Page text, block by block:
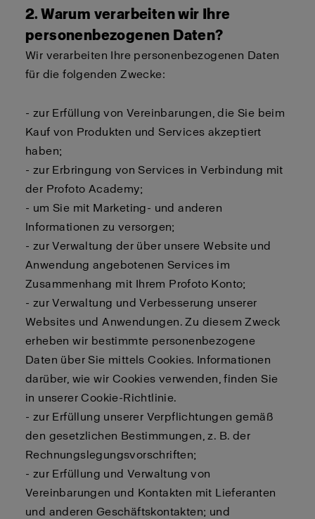
2. Warum verarbeiten wir Ihre
personenbezogenen Daten?
Wir verarbeiten Ihre personenbezogenen Daten
für die folgenden Zwecke:
- zur Erfüllung von Vereinbarungen, die Sie beim
Kauf von Produkten und Services akzeptiert
haben;
- zur Erbringung von Services in Verbindung mit
der Profoto Academy;
- um Sie mit Marketing- und anderen
Informationen zu versorgen;
- zur Verwaltung der über unsere Website und
Anwendung angebotenen Services im
Zusammenhang mit Ihrem Profoto Konto;
- zur Verwaltung und Verbesserung unserer
Websites und Anwendungen. Zu diesem Zweck
erheben wir bestimmte personenbezogene
Daten über Sie mittels Cookies. Informationen
darüber, wie wir Cookies verwenden, finden Sie
in unserer Cookie-Richtlinie.
- zur Erfüllung unserer Verpflichtungen gemäß
den gesetzlichen Bestimmungen, z. B. der
Rechnungslegungsvorschriften;
- zur Erfüllung und Verwaltung von
Vereinbarungen und Kontakten mit Lieferanten
und anderen Geschäftskontakten; und